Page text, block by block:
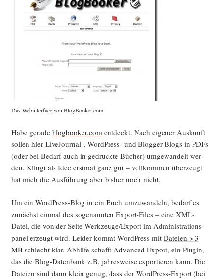
Das Web­in­ter­face von BlogBooker.com
Habe gera­de blogbooker.coment­deckt. Nach eige­ner Aus­kunft
sol­len hier LiveJournal‑, Word­Press- und Blog­ger-Blogs in PDFs
(oder bei Bedarf auch in gedruck­te Bücher) umge­wan­delt wer­
den. Klingt als Idee erst­mal ganz gut – voll­kom­men über­zeugt
hat mich die Aus­füh­rung aber bis­her noch nicht.
Um ein Word­Press-Blog in ein Buch umzu­wan­deln, bedarf es
zunächst ein­mal des soge­nann­ten Export-Files – eine XML-
Datei, die von der Sei­te Werkzeuge/Export im Admi­nis­tra­ti­on­s­
pa­nel erzeugt wird. Lei­der kommt Word­Press mit Datei­en > 3
MB schlecht klar. Abhil­fe schafft Advan­ced Export, ein Plug­in,
das die Blog-Daten­bank z.B. jah­res­wei­se expor­tie­ren kann. Die
Datei­en sind dann klein genug, dass der Word­Press-Export (bei